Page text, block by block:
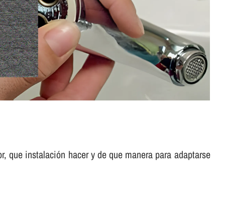
que instalación hacer y de que manera para adaptarse